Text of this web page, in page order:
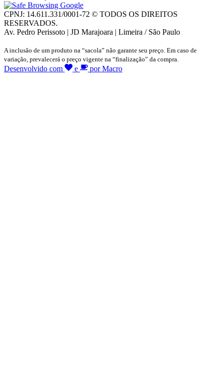
CPNJ: 14.611.331/0001-72 © TODOS OS DIREITOS
RESERVADOS.
Av. Pedro Perissoto | JD Marajoara | Limeira / São Paulo
A inclusão de um produto na “sacola” não garante seu preço. Em caso de
variação, prevalecerá o preço vigente na “finalização” da compra.
Desenvolvido com e por Macro